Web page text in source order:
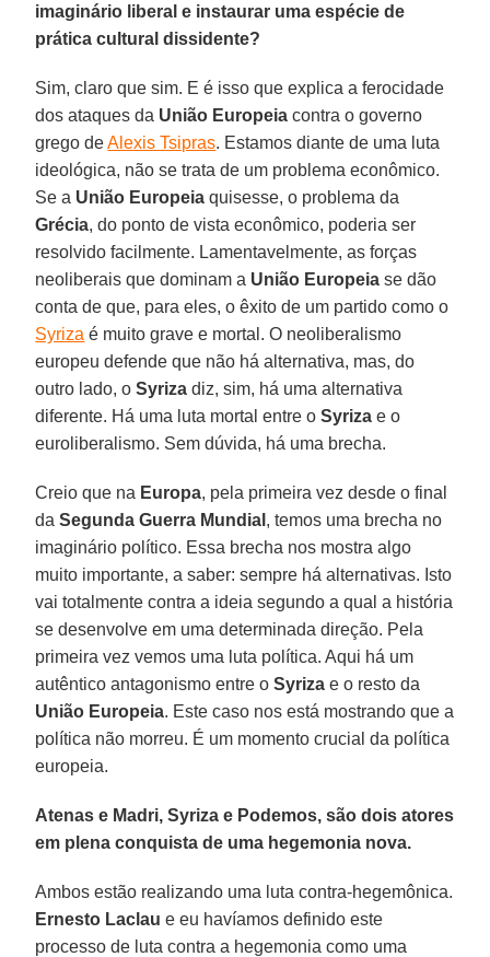
imaginário liberal e instaurar uma espécie de
prática cultural dissidente?
Sim, claro que sim. E é isso que explica a ferocidade
dos ataques da União Europeia contra o governo
grego deAlexis Tsipras. Estamos diante de uma luta
ideológica, não se trata de um problema econômico.
Se a União Europeia quisesse, o problema da
Grécia, do ponto de vista econômico, poderia ser
resolvido facilmente. Lamentavelmente, as forças
neoliberais que dominam a União Europeia se dão
conta de que, para eles, o êxito de um partido como o
Syriza é muito grave e mortal. O neoliberalismo
europeu defende que não há alternativa, mas, do
outro lado, oSyriza diz, sim, há uma alternativa
diferente. Há uma luta mortal entre oSyriza e o
euroliberalismo. Sem dúvida, há uma brecha.
Creio que na Europa, pela primeira vez desde o final
daSegunda Guerra Mundial , temos uma brecha no
imaginário político. Essa brecha nos mostra algo
muito importante, a saber: sempre há alternativas. Isto
vai totalmente contra a ideia segundo a qual a história
se desenvolve em uma determinada direção. Pela
primeira vez vemos uma luta política. Aqui há um
autêntico antagonismo entre oSyriza e o resto da
União Europeia. Este caso nos está mostrando que a
política não morreu. É um momento crucial da política
europeia.
Atenas e Madri, Syriza e Podemos, são dois atores
em plena conquista de uma hegemonia nova.
Ambos estão realizando uma luta contra-hegemônica.
Ernesto Laclau e eu havíamos definido este
processo de luta contra a hegemonia como uma